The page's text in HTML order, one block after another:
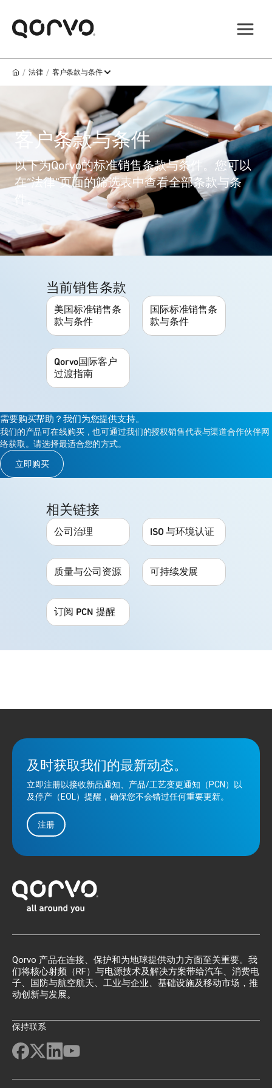
/ 法律 / 客户条款与条件
客户条款与条件
以下为Qorvo的标准销售条款与条件。您可以
在“法律”页面的筛选表中查看全部条款与条
件。
当前销售条款
美国标准销售条
款与条件
国际标准销售条
款与条件
Qorvo国际客户
过渡指南
需要购买帮助？我们为您提供支持。
我们的产品可在线购买，也可通过我们的授权销售代表与渠道合作伙伴网
络获取。请选择最适合您的方式。
立即购买
相关链接
公司治理 ISO 与环境认证
质量与公司资源 可持续发展
订阅 PCN 提醒
及时获取我们的最新动态。
立即注册以接收新品通知、产品/工艺变更通知（PCN）以
及停产（EOL）提醒，确保您不会错过任何重要更新。
注册
Qorvo 产品在连接、保护和为地球提供动力方面至关重要。我
们将核心射频（RF）与电源技术及解决方案带给汽车、消费电
子、国防与航空航天、工业与企业、基础设施及移动市场，推
动创新与发展。
保持联系